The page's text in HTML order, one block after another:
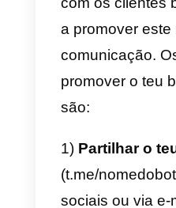
para
contato
potenciais
em vendas.
A
canal de